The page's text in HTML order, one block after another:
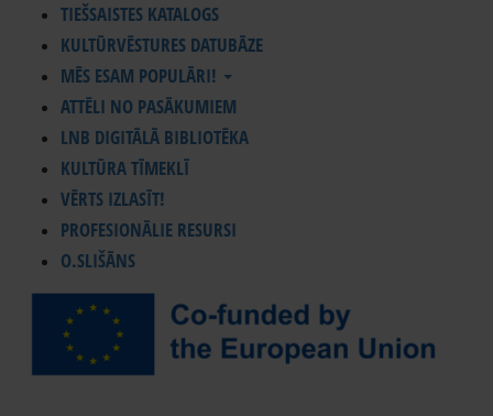
TIEŠSAISTES KATALOGS
KULTŪRVĒSTURES DATUBĀZE
MĒS ESAM POPULĀRI!
ATTĒLI NO PASĀKUMIEM
LNB DIGITĀLĀ BIBLIOTĒKA
KULTŪRA TĪMEKLĪ
VĒRTS IZLASĪT!
PROFESIONĀLIE RESURSI
O.SLIŠĀNS